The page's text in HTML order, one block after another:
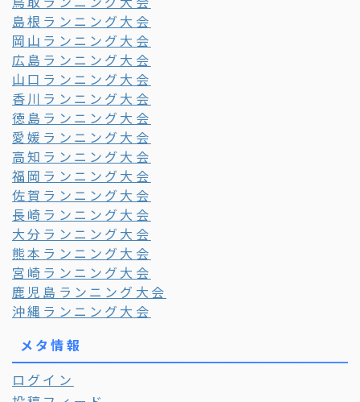
島根ランニング大会
岡山ランニング大会
広島ランニング大会
山口ランニング大会
香川ランニング大会
徳島ランニング大会
愛媛ランニング大会
高知ランニング大会
福岡ランニング大会
佐賀ランニング大会
長崎ランニング大会
大分ランニング大会
熊本ランニング大会
宮崎ランニング大会
鹿児島ランニング大会
沖縄ランニング大会
メタ情報
ログイン